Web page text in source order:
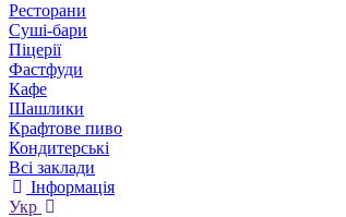
Ресторани
Суші-бари
Піцерії
Фастфуди
Кафе
Шашлики
Крафтове пиво
Кондитерські
Всі заклади
Інформація
Укр